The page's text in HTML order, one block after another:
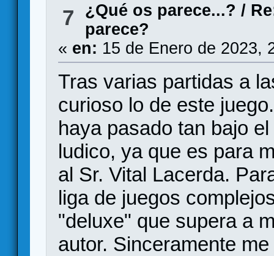
7 ¿Qué os parece...? /
parece?
« en: 15 de Enero de 2023,
Tras varias partidas a
curioso lo de este
haya pasado tan bajo
ludico, ya que es para
al Sr. Vital Lacerda.
liga de juegos
"deluxe" que supera a
autor. Sinceramente